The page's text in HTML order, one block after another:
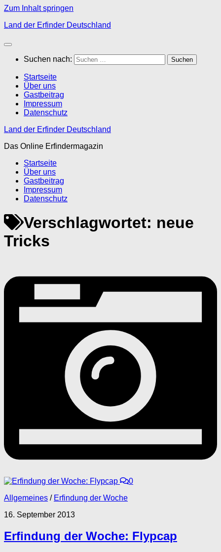
Zum Inhalt springen
Land der Erfinder Deutschland
Suchen nach:
Startseite
Über uns
Gastbeitrag
Impressum
Datenschutz
Land der Erfinder Deutschland
Das Online Erfindermagazin
Startseite
Über uns
Gastbeitrag
Impressum
Datenschutz
Verschlagwortet: neue
Tricks
0
Allgemeines / Erfindung der Woche
16. September 2013
Erfindung der Woche: Flypcap